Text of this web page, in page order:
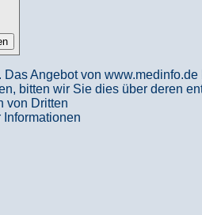
Angebot von
bitten wir Sie dies über deren
von Dritten